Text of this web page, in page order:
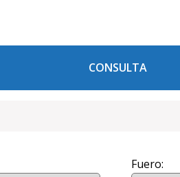
CONSULTA
Fuero: